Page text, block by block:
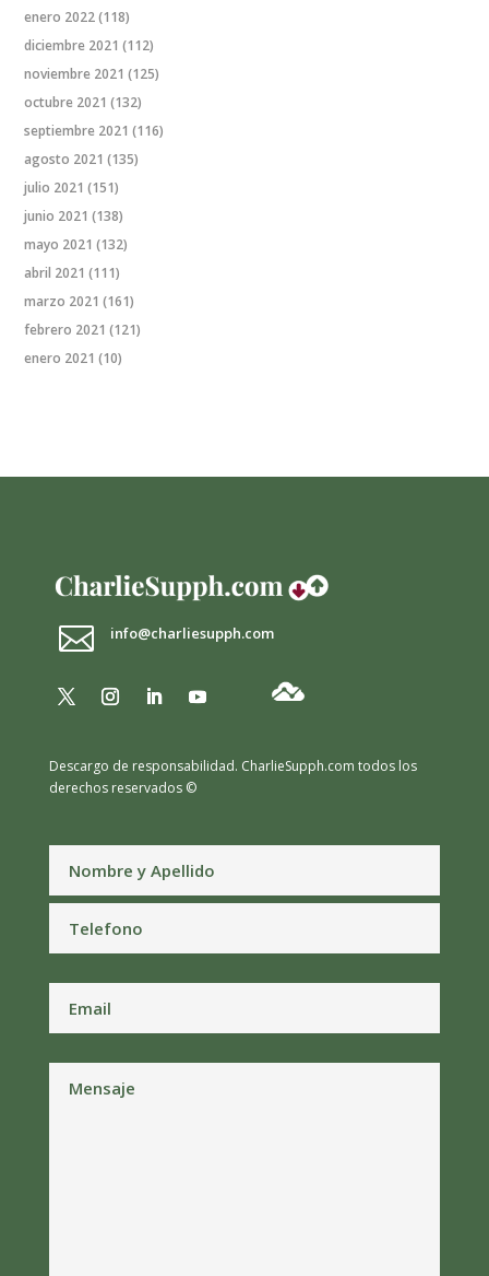
enero 2022(118)
diciembre 2021 (112)
noviembre 2021 (125)
octubre 2021 (132)
septiembre 2021 (116)
agosto 2021 (135)
julio 2021 (151)
junio 2021 (138)
mayo 2021 (132)
abril 2021 (111)
marzo 2021 (161)
febrero 2021 (121)
enero 2021 (10)
 info@charliesupph.com
Descargo de responsabilidad. CharlieSupph.com todos los
derechos reservados ©